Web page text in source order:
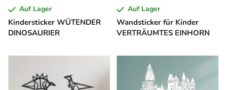
Kindersticker WÜTENDER
DINOSAURIER
Auf Lager
Wandsticker für Kinder
VERTRÄUMTES EINHORN
Auf Lager